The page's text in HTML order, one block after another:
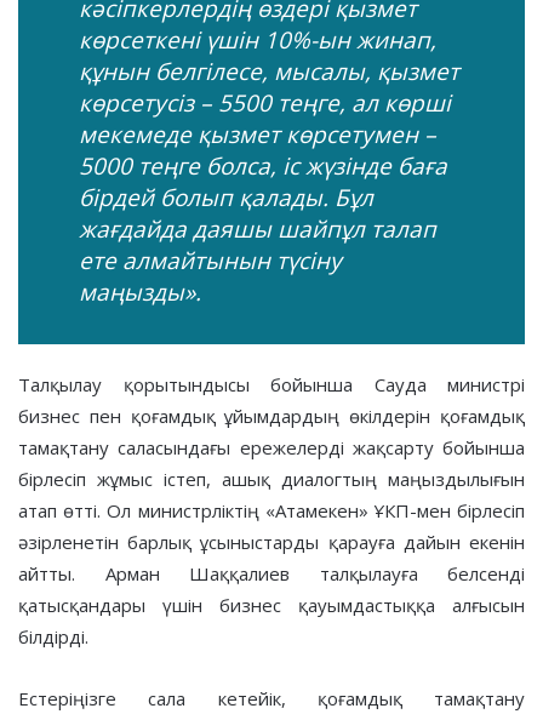
кәсіпкерлердің өздері қызмет
көрсеткені үшін 10%-ын жинап,
құнын белгілесе, мысалы, қызмет
көрсетусіз – 5500 теңге, ал көрші
мекемеде қызмет көрсетумен –
5000 теңге болса, іс жүзінде баға
бірдей болып қалады. Бұл
жағдайда даяшы шайпұл талап
ете алмайтынын түсіну
маңызды».
Талқылау қорытындысы бойынша Сауда министрі
бизнес пен қоғамдық ұйымдардың өкілдерін қоғамдық
тамақтану саласындағы ережелерді жақсарту бойынша
бірлесіп жұмыс істеп, ашық диалогтың маңыздылығын
атап өтті. Ол министрліктің «Атамекен» ҰКП-мен бірлесіп
әзірленетін барлық ұсыныстарды қарауға дайын екенін
айтты. Арман Шаққалиев талқылауға белсенді
қатысқандары үшін бизнес қауымдастыққа алғысын
білдірді.
Естеріңізге сала кетейік, қоғамдық тамақтану